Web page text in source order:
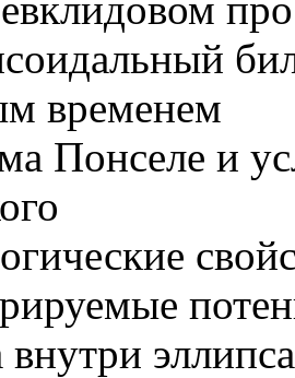
временем
Понселе и
эллипса